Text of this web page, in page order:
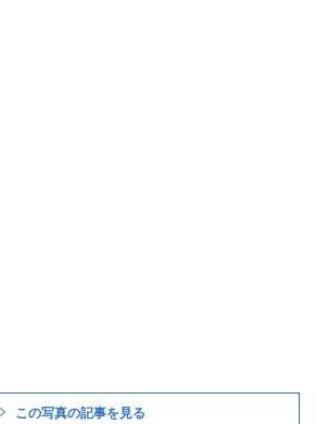
この写真の記事を見る